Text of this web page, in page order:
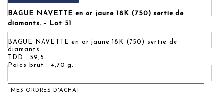
BAGUE NAVETTE en or jaune 18K (750) sertie de
diamants. - Lot 51
BAGUE NAVETTE en or jaune 18K (750) sertie de
diamants.
TDD : 59,5.
Poids brut : 4,70 g.
MES ORDRES D'ACHAT